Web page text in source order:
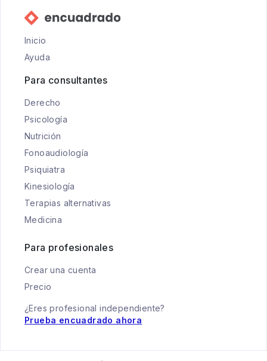
Inicio
Ayuda
Para consultantes
Derecho
Psicología
Nutrición
Fonoaudiología
Psiquiatra
Kinesiología
Terapias alternativas
Medicina
Para profesionales
Crear una cuenta
Precio
¿Eres profesional independiente?
Prueba encuadrado ahora